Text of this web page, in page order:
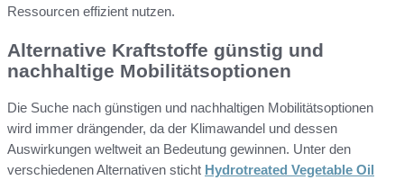
Ressourcen effizient nutzen.
Alternative Kraftstoffe günstig und
nachhaltige Mobilitätsoptionen
Die Suche nach günstigen und nachhaltigen Mobilitätsoptionen
wird immer drängender, da der Klimawandel und dessen
Auswirkungen weltweit an Bedeutung gewinnen. Unter den
verschiedenen Alternativen sticht Hydrotreated Vegetable Oil